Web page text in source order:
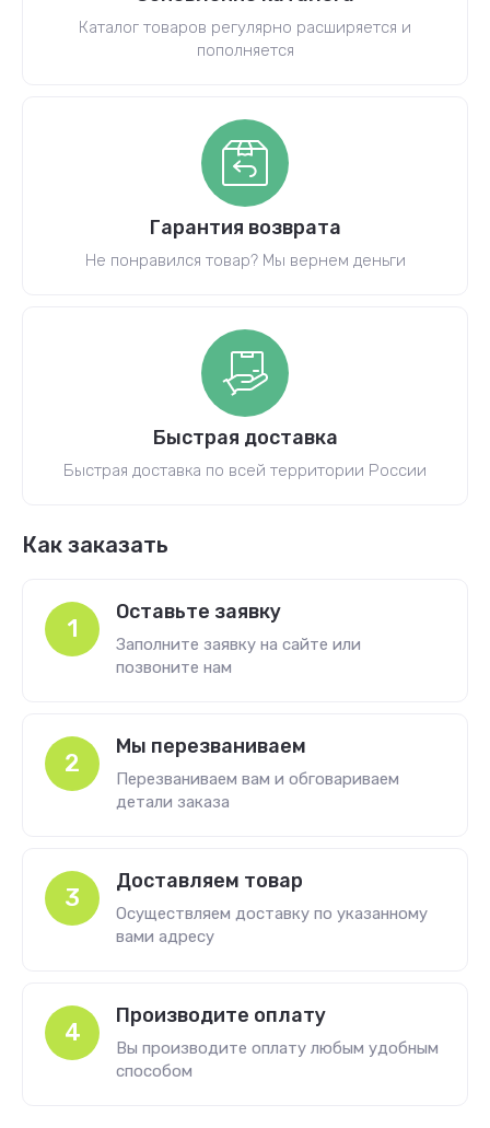
Каталог товаров регулярно расширяется и
пополняется
Гарантия возврата
Не понравился товар? Мы вернем деньги
Быстрая доставка
Быстрая доставка по всей территории России
Как заказать
1
Оставьте заявку
Заполните заявку на сайте или
позвоните нам
2
Мы перезваниваем
Перезваниваем вам и обговариваем
детали заказа
3
Доставляем товар
Осуществляем доставку по указанному
вами адресу
4
Производите оплату
Вы производите оплату любым удобным
способом